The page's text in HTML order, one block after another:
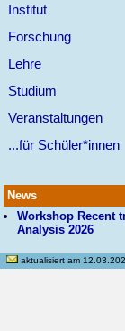
Institut
Forschung
Lehre
Studium
Veranstaltungen
...für Schüler*innen
News
Workshop Recent
Analysis 2026
aktualisiert am